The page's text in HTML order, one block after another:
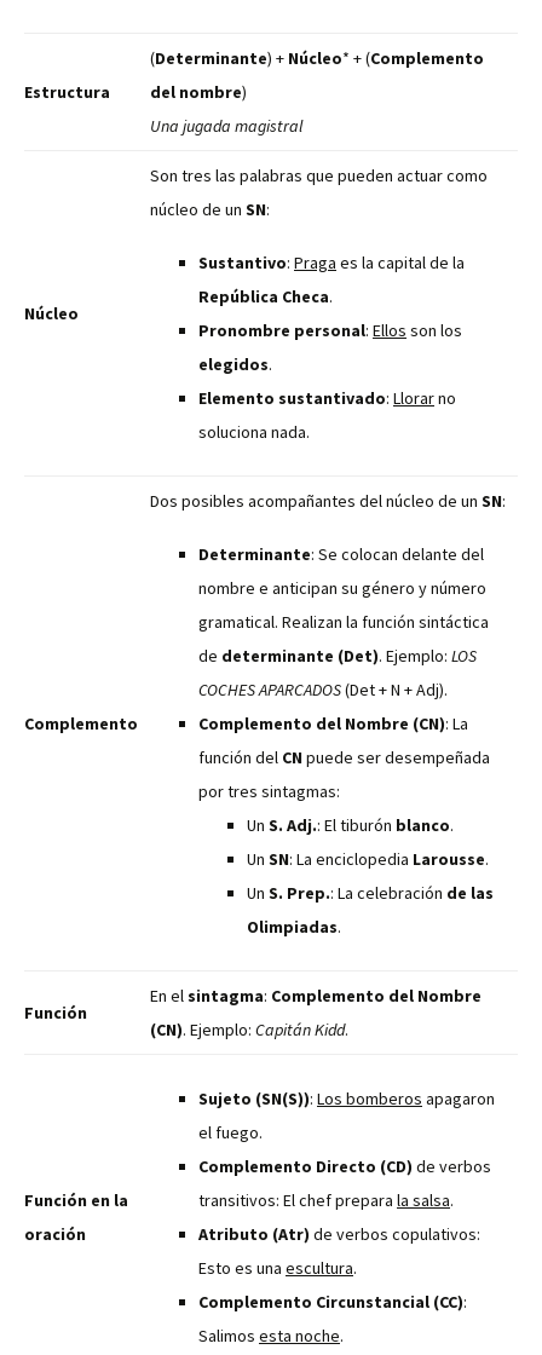
Estructura
(Determinante) + Núcleo* + (Complemento
del nombre)
Una jugada magistral
Núcleo
Son tres las palabras que pueden actuar como
núcleo de un SN:
Sustantivo: Praga es la capital de la
República Checa.
Pronombre personal: Ellos son los
elegidos.
Elemento sustantivado: Llorarno
soluciona nada.
Complemento
Dos posibles acompañantes del núcleo de un SN:
Determinante: Se colocan delante del
nombre e anticipan su género y número
gramatical. Realizan la función sintáctica
de determinante (Det). Ejemplo: LOS
COCHES APARCADOS(Det + N + Adj).
Complemento del Nombre (CN): La
función del CN puede ser desempeñada
por tres sintagmas:
Un S. Adj.: El tiburón blanco.
Un SN: La enciclopedia Larousse.
Un S. Prep.: La celebración de las
Olimpiadas.
Función
En elsintagma: Complemento del Nombre
(CN). Ejemplo: Capitán Kidd.
Función en la
oración
Sujeto (SN(S)): Los bomberos apagaron
el fuego.
Complemento Directo (CD) de verbos
transitivos: El chef prepara la salsa.
Atributo (Atr) de verbos copulativos:
Esto es una escultura.
Complemento Circunstancial (CC):
Salimos esta noche.